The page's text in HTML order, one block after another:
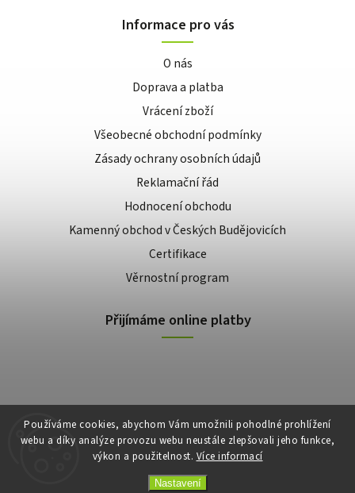
Používáme cookies, abychom Vám umožnili pohodlné prohlížení
webu a díky analýze provozu webu neustále zlepšovali jeho funkce,
výkon a použitelnost. Více informací
Nastavení
Informace pro vás
O nás
Doprava a platba
Vrácení zboží
Všeobecné obchodní podmínky
Zásady ochrany osobních údajů
Reklamační řád
Hodnocení obchodu
Kamenný obchod v Českých Budějovicích
Certifikace
Věrnostní program
Přijímáme online platby
Copyright 2026E-shop Slunečnice. Všechna práva vyhrazena.
VytvořilShoptet| Design